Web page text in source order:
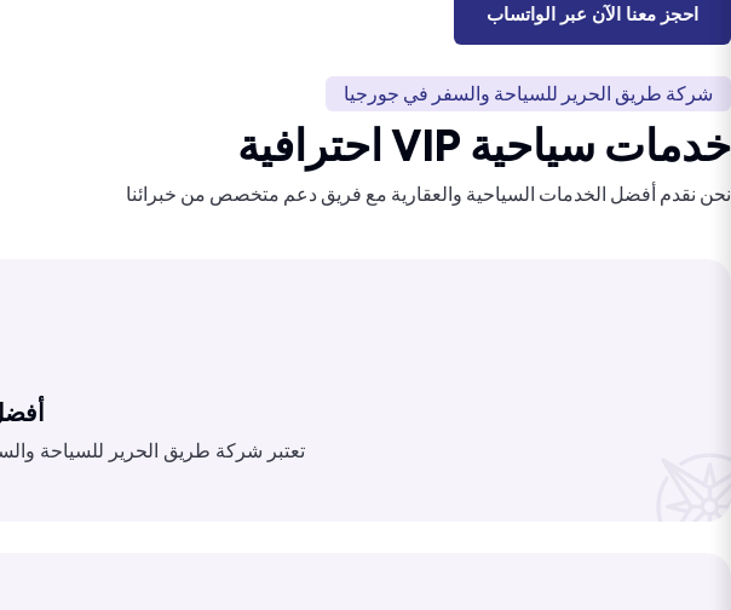
احجز معنا الآن عبر الواتساب
شركة طريق الحرير للسياحة والسفر في جورجيا
خدمات سياحية VIP احترافية
نحن نقدم أفضل الخدمات السياحية والعقارية مع فريق دعم متخصص من خبرائنا
تعتبر شركة طريق الحرير للسياحة